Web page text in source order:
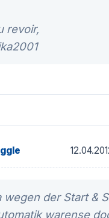
revoir,
wegen der Start &
warense